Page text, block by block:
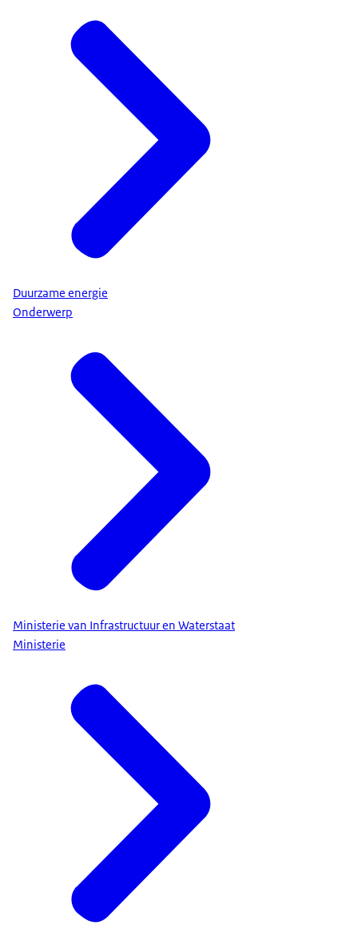
Duurzame energie
Onderwerp
Ministerie van Infrastructuur en Waterstaat
Ministerie